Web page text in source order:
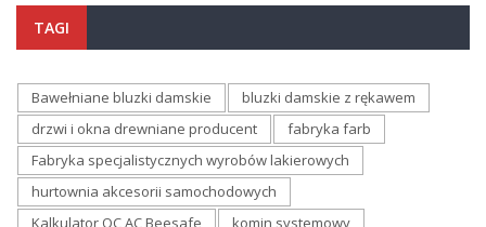
TAGI
Bawełniane bluzki damskie
bluzki damskie z rękawem
drzwi i okna drewniane producent
fabryka farb
Fabryka specjalistycznych wyrobów lakierowych
hurtownia akcesorii samochodowych
Kalkulator OC AC Beesafe
komin systemowy